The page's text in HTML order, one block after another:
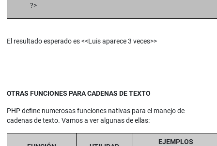
?>
El resultado esperado es <<Luis aparece 3 veces>>
OTRAS FUNCIONES PARA CADENAS DE TEXTO
PHP define numerosas funciones nativas para el manejo de
cadenas de texto. Vamos a ver algunas de ellas:
EJEMPLOS